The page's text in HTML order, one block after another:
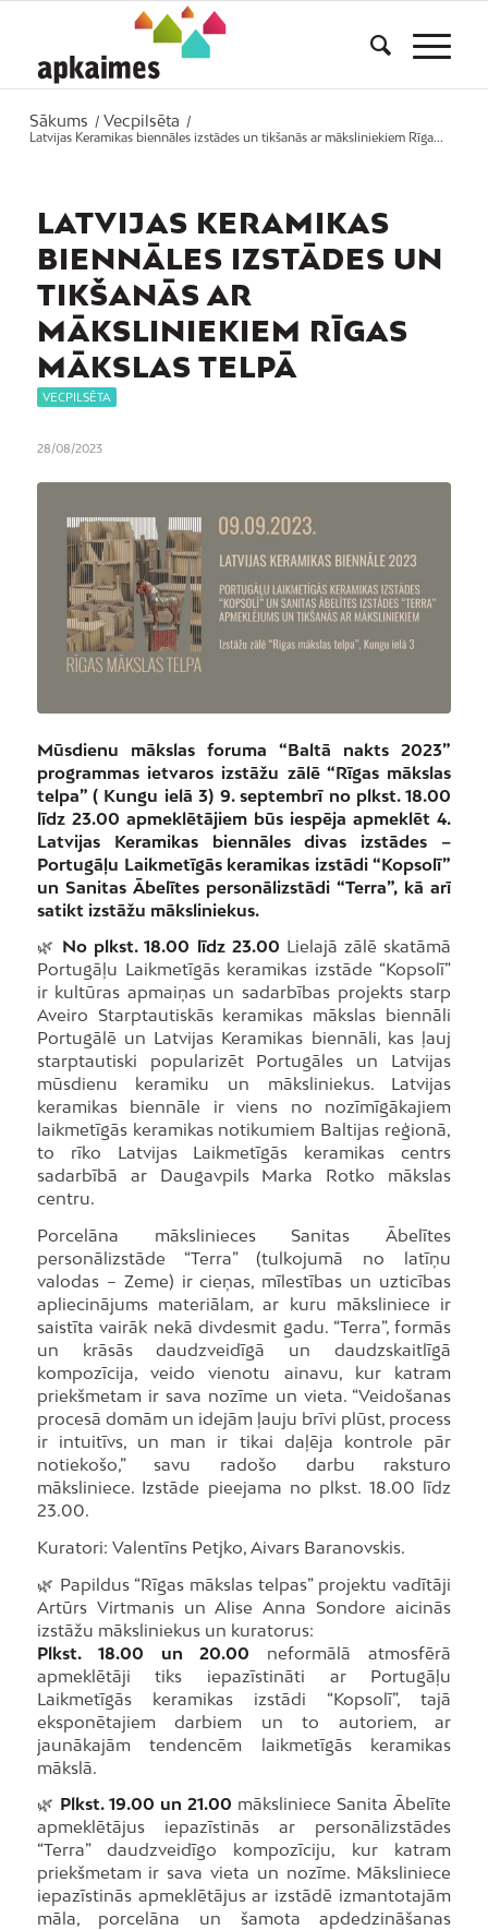
Sākums / Vecpilsēta
/
Latvijas Keramikas biennāles izstādes un tikšanās ar māksliniekiem Rīga...
LATVIJAS KERAMIKAS
BIENNĀLES IZSTĀDES UN
TIKŠANĀS AR
MĀKSLINIEKIEM RĪGAS
MĀKSLAS TELPĀ
VECPILSĒTA
28/08/2023
Mūsdienu mākslas foruma “Baltā nakts 2023”
programmas ietvaros izstāžu zālē “Rīgas mākslas
telpa” ( Kungu ielā 3) 9. septembrī no plkst. 18.00
līdz 23.00 apmeklētājiem būs iespēja apmeklēt 4.
Latvijas Keramikas biennāles divas izstādes –
Portugāļu Laikmetīgās keramikas izstādi “Kopsolī”
un Sanitas Ābelītes personālizstādi “Terra”, kā arī
satikt izstāžu māksliniekus.
🌿 No plkst. 18.00 līdz 23.00 Lielajā zālē skatāmā
Portugāļu Laikmetīgās keramikas izstāde “Kopsolī”
ir kultūras apmaiņas un sadarbības projekts starp
Aveiro Starptautiskās keramikas mākslas biennāli
Portugālē un Latvijas Keramikas biennāli, kas ļauj
starptautiski popularizēt Portugāles un Latvijas
mūsdienu keramiku un māksliniekus. Latvijas
keramikas biennāle ir viens no nozīmīgākajiem
laikmetīgās keramikas notikumiem Baltijas reģionā,
to rīko Latvijas Laikmetīgās keramikas centrs
sadarbībā ar Daugavpils Marka Rotko mākslas
centru.
Porcelāna mākslinieces Sanitas Ābelītes
personālizstāde “Terra” (tulkojumā no latīņu
valodas – Zeme) ir cieņas, mīlestības un uzticības
apliecinājums materiālam, ar kuru māksliniece ir
saistīta vairāk nekā divdesmit gadu. “Terra”, formās
un krāsās daudzveidīgā un daudzskaitlīgā
kompozīcija, veido vienotu ainavu, kur katram
priekšmetam ir sava nozīme un vieta. “Veidošanas
procesā domām un idejām ļauju brīvi plūst, process
ir intuitīvs, un man ir tikai daļēja kontrole pār
notiekošo,” savu radošo darbu raksturo
māksliniece. Izstāde pieejama no plkst. 18.00 līdz
23.00.
Kuratori: Valentīns Petjko, Aivars Baranovskis.
🌿 Papildus “Rīgas mākslas telpas” projektu vadītāji
Artūrs Virtmanis un Alise Anna Sondore aicinās
izstāžu māksliniekus un kuratorus:
Plkst. 18.00 un 20.00 neformālā atmosfērā
apmeklētāji tiks iepazīstināti ar Portugāļu
Laikmetīgās keramikas izstādi “Kopsolī”, tajā
eksponētajiem darbiem un to autoriem, ar
jaunākajām tendencēm laikmetīgās keramikas
mākslā.
🌿 Plkst. 19.00 un 21.00 māksliniece Sanita Ābelīte
apmeklētājus iepazīstinās ar personālizstādes
“Terra” daudzveidīgo kompozīciju, kur katram
priekšmetam ir sava vieta un nozīme. Māksliniece
iepazīstinās apmeklētājus ar izstādē izmantotajām
māla, porcelāna un šamota apdedzināšanas